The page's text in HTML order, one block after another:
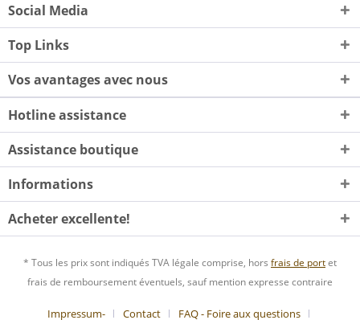
Social Media
Top Links
Vos avantages avec nous
Hotline assistance
Assistance boutique
Informations
Acheter excellente!
* Tous les prix sont indiqués TVA légale comprise, hors frais de portet
frais de remboursement éventuels, sauf mention expresse contraire
Impressum- Contact FAQ - Foire aux questions